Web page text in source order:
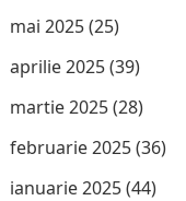
mai 2025(25)
aprilie 2025(39)
martie 2025(28)
februarie 2025(36)
ianuarie 2025(44)